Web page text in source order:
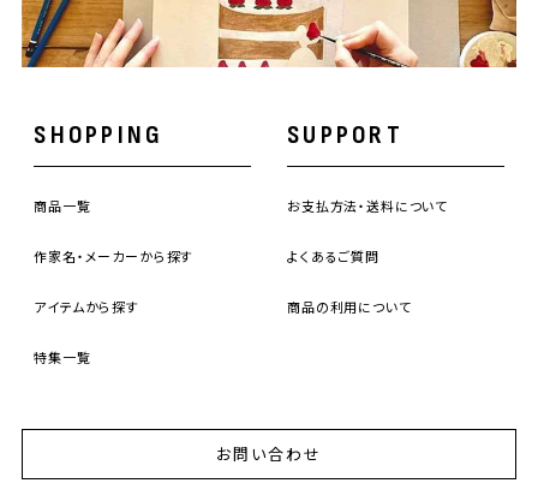
SHOPPING
商品一覧
作家名・メーカーから探す
アイテムから探す
特集一覧
SUPPORT
お支払方法・送料について
よくあるご質問
商品の利用について
お問い合わせ